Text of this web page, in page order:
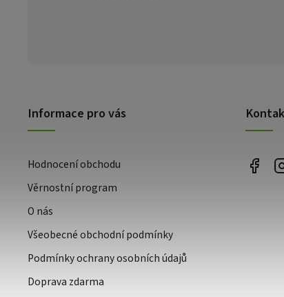
Informace pro vás
Hodnocení obchodu
Věrnostní program
O nás
Všeobecné obchodní podmínky
Podmínky ochrany osobních údajů
Doprava zdarma